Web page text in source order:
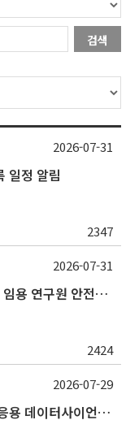
검색
일정 알림
2347
2026-07-31
2026년 2학기 대학원 신입생 및 신규 임용 연구원 안전환경교육(신규교육) 실시 안내
2424
2026-07-31
2026학년도 2학기 대학원 융합전공 응용 데이터사이언스 선발 계획 알림
2026-07-29